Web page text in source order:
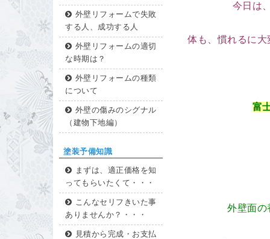
外壁リフォームで失敗
する人、成功する人
外壁リフォームの適切
な時期は？
外壁リフォームの種類
について
外壁の傷みのシグナル
（建物下地編）
塗装予備知識
まずは、適正価格を知
ってもらいたくて・・・
こんなセリフきいた事
ありませんか？・・・
見積から完成・お支払
今日は
体も、慣れるに
富
外壁面の